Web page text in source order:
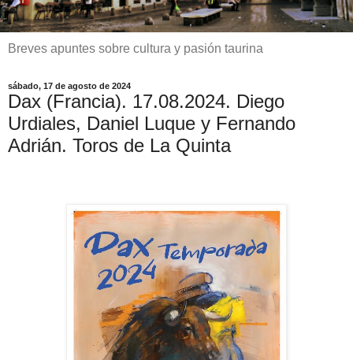
Breves apuntes sobre cultura y pasión taurina
sábado, 17 de agosto de 2024
Dax (Francia). 17.08.2024. Diego
Urdiales, Daniel Luque y Fernando
Adrián. Toros de La Quinta